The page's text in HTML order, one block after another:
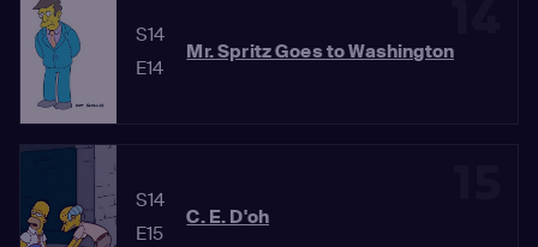
S14
E14
Mr. Spritz Goes to Washington
S14
E15
C. E. D'oh